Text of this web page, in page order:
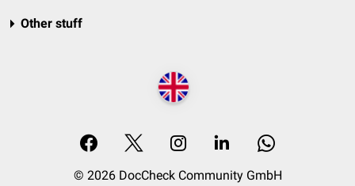
Other stuff
© 2026 DocCheck Community GmbH